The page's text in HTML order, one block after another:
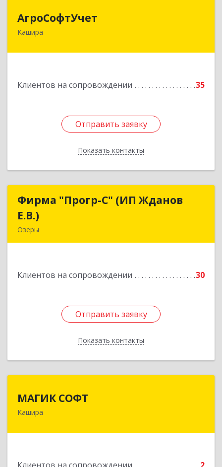
АгроСофтУчет
Кашира
Клиентов на сопровождении 35
Отправить заявку
Показать контакты
142932, Московская обл, г.о.Кашира, Каменка д,
Отправить заявку
Назад
Фирма "Прогр-С" (ИП Жданов
Е.В.)
Озеры
Клиентов на сопровождении 30
Отправить заявку
Показать контакты
Фирма "Прогр-С" (ИП Жданов
Подробнее
Отправить заявку
Назад
МАГИК СОФТ
Кашира